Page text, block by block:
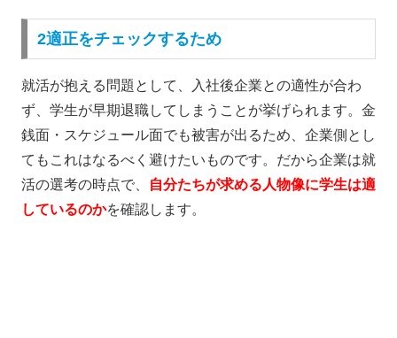
2適正をチェックするため
就活が抱える問題として、入社後企業との適性が合わ
ず、学生が早期退職してしまうことが挙げられます。金
銭面・スケジュール面でも被害が出るため、企業側とし
てもこれはなるべく避けたいものです。だから企業は就
活の選考の時点で、
自分たちが求める人物像に学生は適
しているのかを確認します。